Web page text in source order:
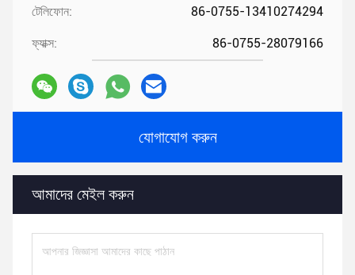
টেলিফোন: 86-0755-13410274294
ফ্যাক্স: 86-0755-28079166
যোগাযোগ করুন
আমাদের মেইল ​​করুন